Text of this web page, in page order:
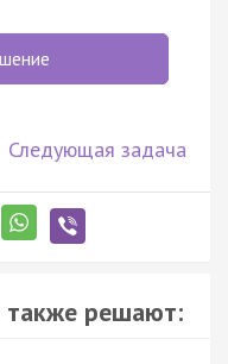
Следующая задача
также решают: